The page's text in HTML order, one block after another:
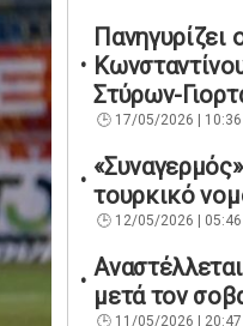
Πανηγυρίζει
Στύρων-
17/05/2026 | 10:36
τουρκικό
12/05/2026 | 05:46
μετά τον
11/05/2026 | 20:47